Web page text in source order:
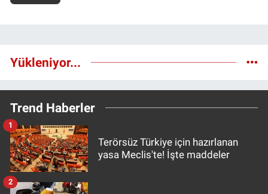
Yükleniyor...
Trend Haberler
Terörsüz Türkiye için hazırlanan
yasa Meclis'te! İşte maddeler
1
2